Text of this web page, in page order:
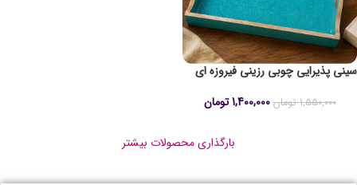
سینی پذیرایی چوبی رزینی فیروزه ای
1,550,000 تومان 1,400,000 تومان
بارگذاری محصولات بیشتر